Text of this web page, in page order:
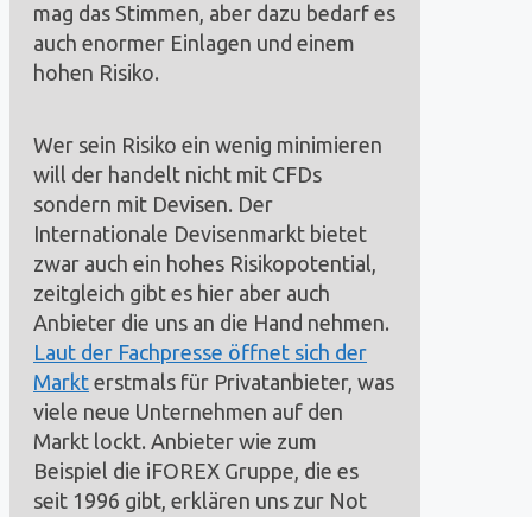
mag das Stimmen, aber dazu bedarf es
auch enormer Einlagen und einem
hohen Risiko.
Wer sein Risiko ein wenig minimieren
will der handelt nicht mit CFDs
sondern mit Devisen. Der
Internationale Devisenmarkt bietet
zwar auch ein hohes Risikopotential,
zeitgleich gibt es hier aber auch
Anbieter die uns an die Hand nehmen.
Laut der Fachpresse öffnet sich der
Markt erstmals für Privatanbieter, was
viele neue Unternehmen auf den
Markt lockt. Anbieter wie zum
Beispiel die iFOREX Gruppe, die es
seit 1996 gibt, erklären uns zur Not